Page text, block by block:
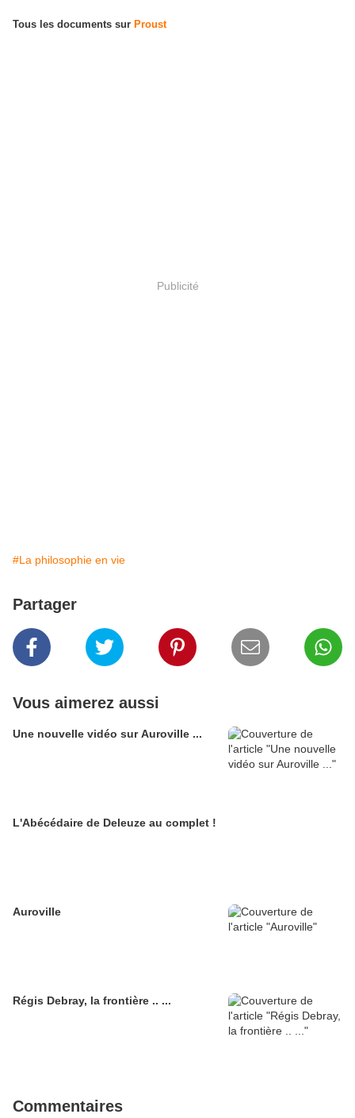
Tous les documents sur Proust
Publicité
#La philosophie en vie
Partager
Vous aimerez aussi
Une nouvelle vidéo sur Auroville ...
L'Abécédaire de Deleuze au complet !
Auroville
Régis Debray, la frontière .. ...
Commentaires